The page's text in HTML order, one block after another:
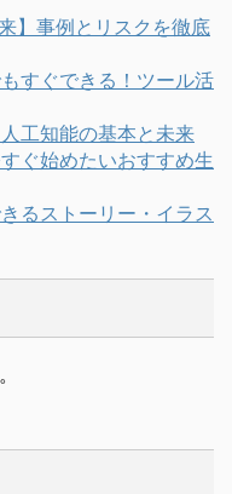
】事例とリスクを徹底
すぐできる！ツール活
工知能の基本と未来
ぐ始めたいおすすめ生
るストーリー・イラス